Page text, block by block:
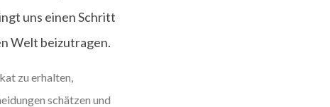
uns einen Schritt
Welt beizutragen.
zu erhalten,
schätzen und